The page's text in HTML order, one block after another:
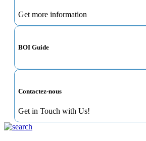
Get more information
BOI Guide
Contactez-nous
Get in Touch with Us!